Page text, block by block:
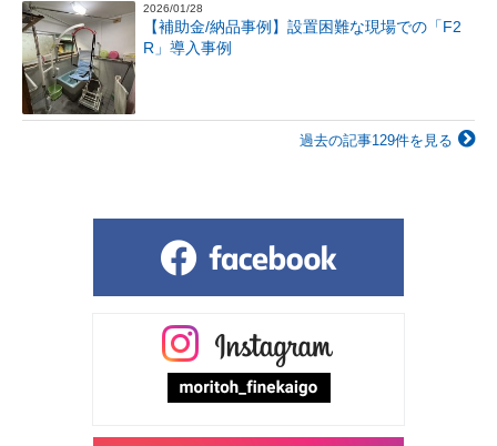
2026/01/28
【補助金/納品事例】設置困難な現場での「F2
R」導入事例
過去の記事129件を見る